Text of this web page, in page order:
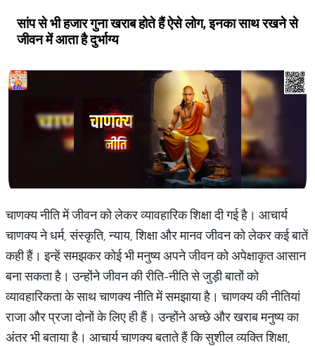
सांप से भी हजार गुना खराब होते हैं ऐसे लोग, इनका साथ रखने से
जीवन में आता है दुर्भाग्य
चाणक्य नीति में जीवन को लेकर व्यावहारिक शिक्षा दी गई है। आचार्य
चाणक्य ने धर्म, संस्कृति, न्याय, शिक्षा और मानव जीवन को लेकर कई बातें
कही हैं। इन्हें समझकर कोई भी मनुष्य अपने जीवन को अपेक्षाकृत आसान
बना सकता है। उन्होंने जीवन की रीति-नीति से जुड़ी बातों को
व्यावहारिकता के साथ चाणक्य नीति में समझाया है। चाणक्य की नीतियां
राजा और प्रजा दोनों के लिए ही हैं। उन्होंने अच्छे और खराब मनुष्य का
अंतर भी बताया है। आचार्य चाणक्य बताते हैं कि सुशील व्यक्ति शिक्षा,